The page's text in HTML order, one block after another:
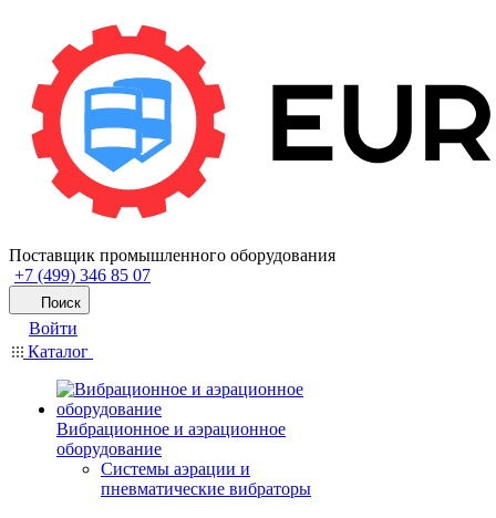
Поставщик промышленного оборудования
+7 (499) 346 85 07
Поиск
Войти
Каталог
Вибрационное и аэрационное
оборудование
Системы аэрации и
пневматические вибраторы